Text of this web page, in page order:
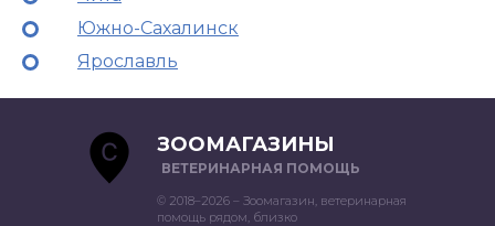
Южно-Сахалинск
Ярославль
ЗООМАГАЗИНЫ
ВЕТЕРИНАРНАЯ ПОМОЩЬ
© 2018–2026 – Зоомагазин, ветеринарная
помощь рядом, близко